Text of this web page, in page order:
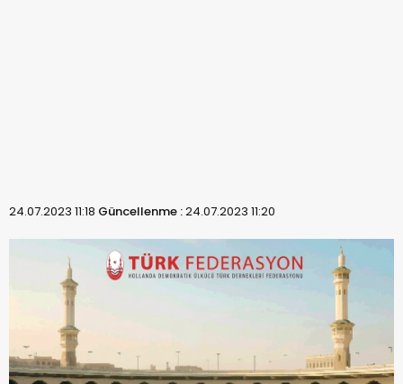
24.07.2023 11:18 Güncellenme :24.07.2023 11:20